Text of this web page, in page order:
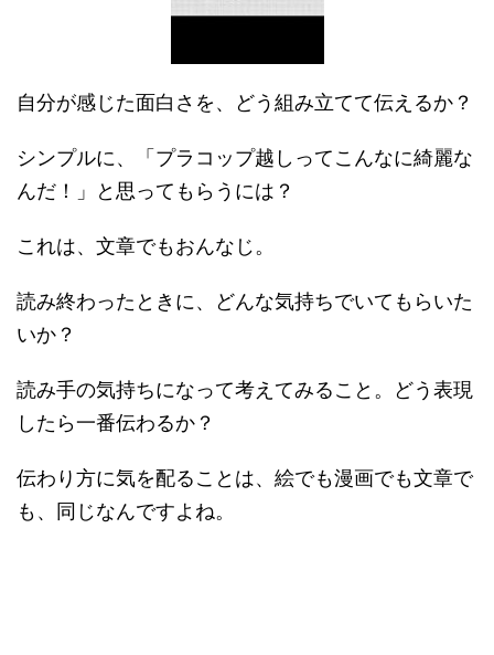
自分が感じた面白さを、どう組み立てて伝えるか？
シンプルに、「プラコップ越しってこんなに綺麗な
んだ！」と思ってもらうには？
これは、文章でもおんなじ。
読み終わったときに、どんな気持ちでいてもらいた
いか？
読み手の気持ちになって考えてみること。どう表現
したら一番伝わるか？
伝わり方に気を配ることは、絵でも漫画でも文章で
も、同じなんですよね。